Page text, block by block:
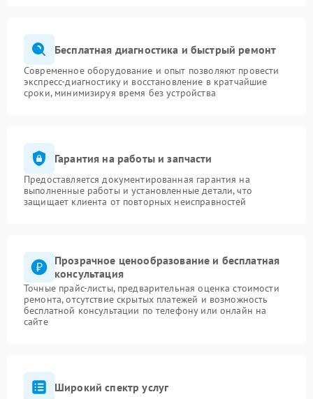
Бесплатная диагностика и быстрый ремонт
Современное оборудование и опыт позволяют провести
экспресс-диагностику и восстановление в кратчайшие
сроки, минимизируя время без устройства
Гарантия на работы и запчасти
Предоставляется документированная гарантия на
выполненные работы и установленные детали, что
защищает клиента от повторных неисправностей
Прозрачное ценообразование и бесплатная
консультация
Точные прайс-листы, предварительная оценка стоимости
ремонта, отсутствие скрытых платежей и возможность
бесплатной консультации по телефону или онлайн на
сайте
Широкий спектр услуг